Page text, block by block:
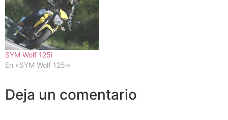
SYM Wolf 125i
En «SYM Wolf 125i»
Deja un comentario